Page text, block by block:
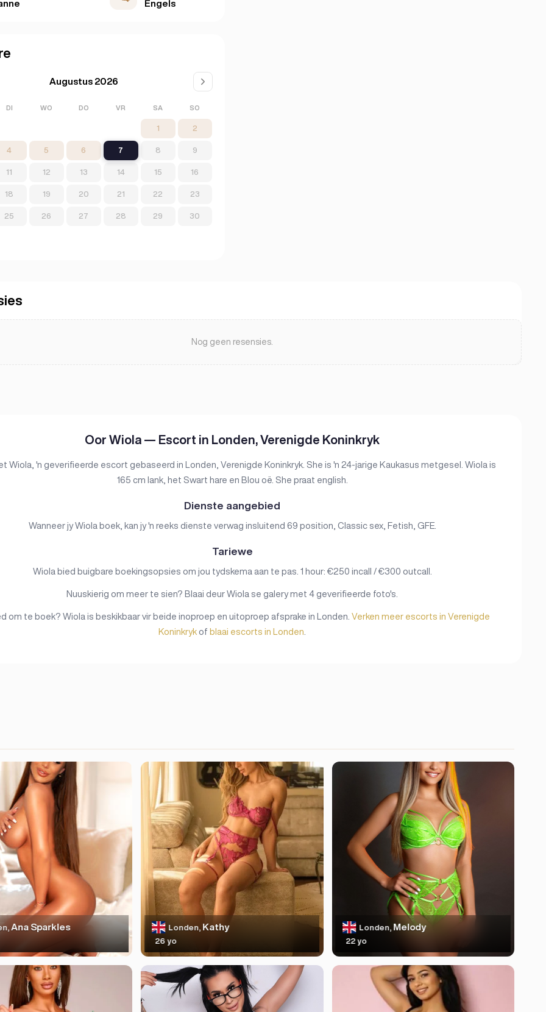
Engels
Augustus 2026
DI WO DO VR SA SO
1 2
4 5 6 7 8 9
11 12 13 14 15 16
18 19 20 21 22 23
25 26 27 28 29 30
Nog geen resensies.
Oor Wiola — Escort in Londen, Verenigde Koninkryk
Wiola, 'n geverifieerde escort gebaseerd in Londen, Verenigde Koninkryk. She is 'n 24-jarige Kaukasus metgesel. Wiola is
165 cm lank, het Swart hare en Blou oë. She praat english.
Dienste aangebied
Wanneer jy Wiola boek, kan jy 'n reeks dienste verwag insluitend 69 position, Classic sex, Fetish, GFE.
Tariewe
Wiola bied buigbare boekingsopsies om jou tydskema aan te pas. 1 hour: €250 incall / €300 outcall.
Nuuskierig om meer te sien? Blaai deur Wiola se galery met 4 geverifieerde foto's.
om te boek? Wiola is beskikbaar vir beide inoproep en uitoproep afsprake in Londen. Verken meer escorts in Verenigde
Koninkryk of blaai escorts in Londen
Ana Sparkles Londen,Kathy
26 yo
Londen, Melody
22 yo